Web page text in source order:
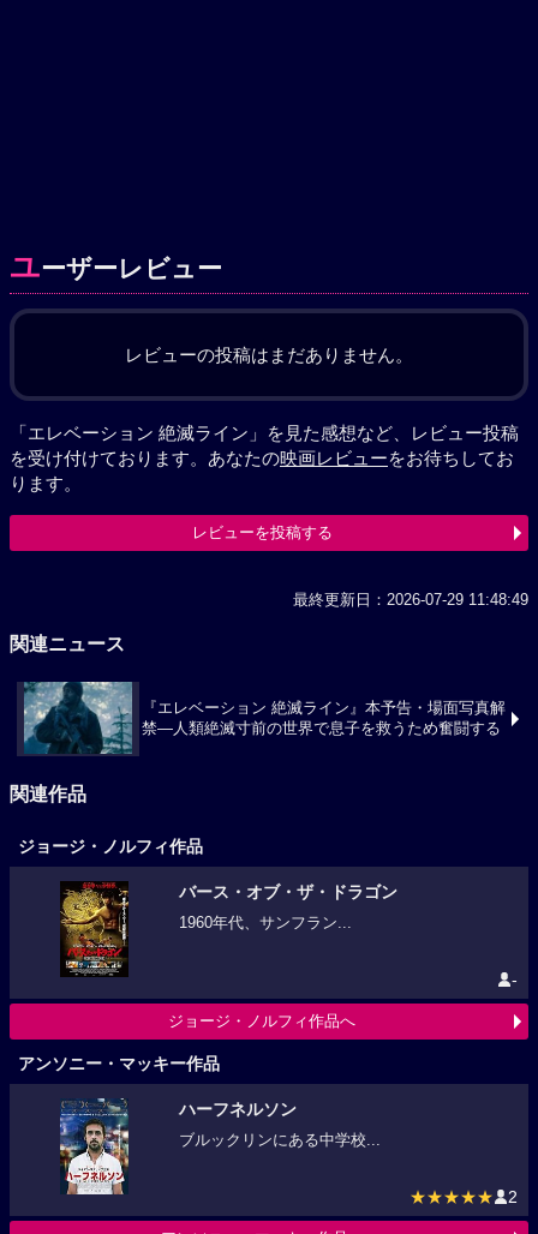
ユーザーレビュー
レビューの投稿はまだありません。
「エレベーション 絶滅ライン」を見た感想など、レビュー投稿
を受け付けております。あなたの映画レビューをお待ちしてお
ります。
レビューを投稿する
最終更新日：2026-07-29 11:48:49
関連ニュース
『エレベーション 絶滅ライン』本予告・場面写真解
禁―人類絶滅寸前の世界で息子を救うため奮闘する
関連作品
ジョージ・ノルフィ作品
バース・オブ・ザ・ドラゴン
1960年代、サンフラン...
-
ジョージ・ノルフィ作品へ
アンソニー・マッキー作品
ハーフネルソン
ブルックリンにある中学校...
★★★★★ 2